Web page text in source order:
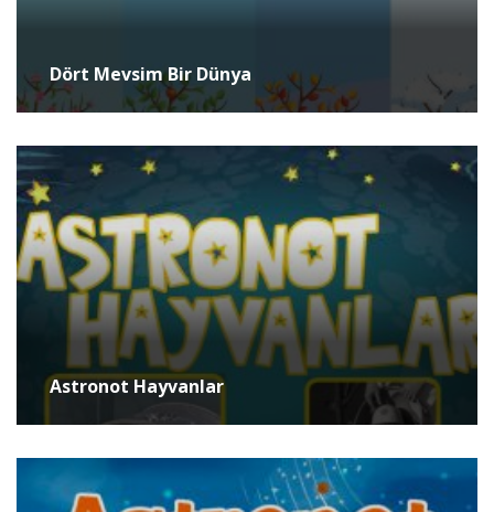
Dört Mevsim Bir Dünya
Astronot Hayvanlar